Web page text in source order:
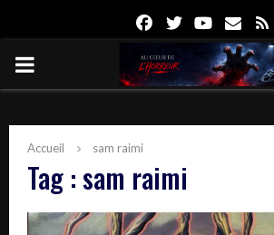
FacebookTwitterYoutube
Email
PRIMARY
Accueil sam raimi
Tag : sam raimi